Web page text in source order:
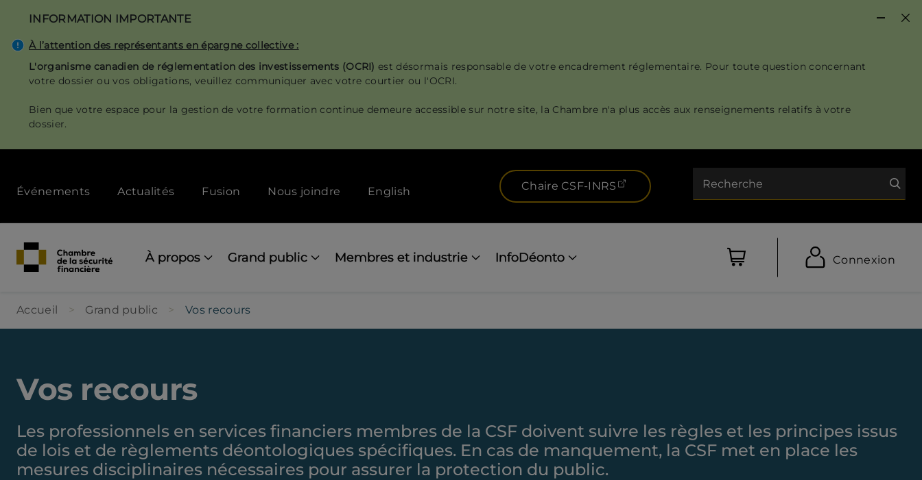
contenu
INFORMATION IMPORTANTE
À l’attention des représentants en épargne collective :
L'organisme canadien de réglementation des investissements (OCRI)est désormais responsable de votre encadrement réglementaire. Pour toute question concernant
votre dossier ou vos obligations, veuillez communiquer avec votre courtier ou l'OCRI.
Bien que votre espace pour la gestion de votre formation continue demeure accessible sur notre site, la Chambre n'a plus accès aux renseignements relatifs à votre
dossier.
menu
[Desktop]
Événements Actualités Fusion Nous joindre English Chaire CSF-INRS (ouvre dans un nouvel onglet)
navigation
À propos Grand public Membres et industrie InfoDéonto Connexion
Accueil Grand public Vos recours
Vos recours
Les professionnels en services financiers membres de la CSF doivent suivre les règles et les principes issus
de lois et de règlements déontologiques spécifiques. En cas de manquement, la CSF met en place les
mesures disciplinaires nécessaires pour assurer la protection du public.